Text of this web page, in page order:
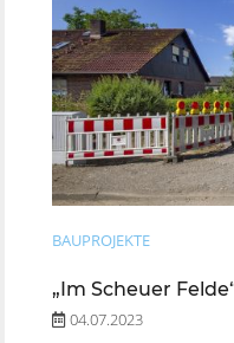
BAUPROJEKTE
„Im Scheuer
04.07.2023